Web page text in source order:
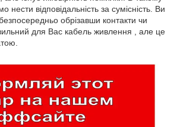
нести відповідальність за сумісність. Ви
обрізавши контакти чи
для Вас кабель живлення , але це